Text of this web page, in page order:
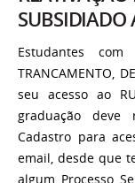
SUBSIDIADO
Estudantes com
TRANCAMENTO,
seu acesso ao
graduação deve
Cadastro para
email, desde que
algum Processo